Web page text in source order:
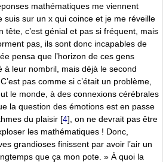
mathématiques me viennent
suis sur un x qui coince et je me réveille
tête, c’est génial et pas si fréquent, mais
pas, ils sont donc incapables de
pensa que l’horizon de ces gens
à leur nombril, mais déjà le second
pas comme si c’était un problème,
le monde, à des connexions cérébrales
la question des émotions est en passe
du plaisir [4] , on ne devrait pas être
les mathématiques ! Donc,
grandioses finissent par avoir l’air un
que ça mon pote. » À quoi la